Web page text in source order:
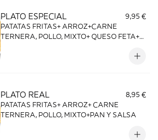
PLATO ESPECIAL
9,95 €
PATATAS FRITAS+ ARROZ+CARNE
TERNERA, POLLO, MIXTO+ QUESO FETA+
PLATO REAL
8,95 €
PATATAS FRITAS+ ARROZ+ CARNE
TERNERA, POLLO, MIXTO+PAN Y SALSA